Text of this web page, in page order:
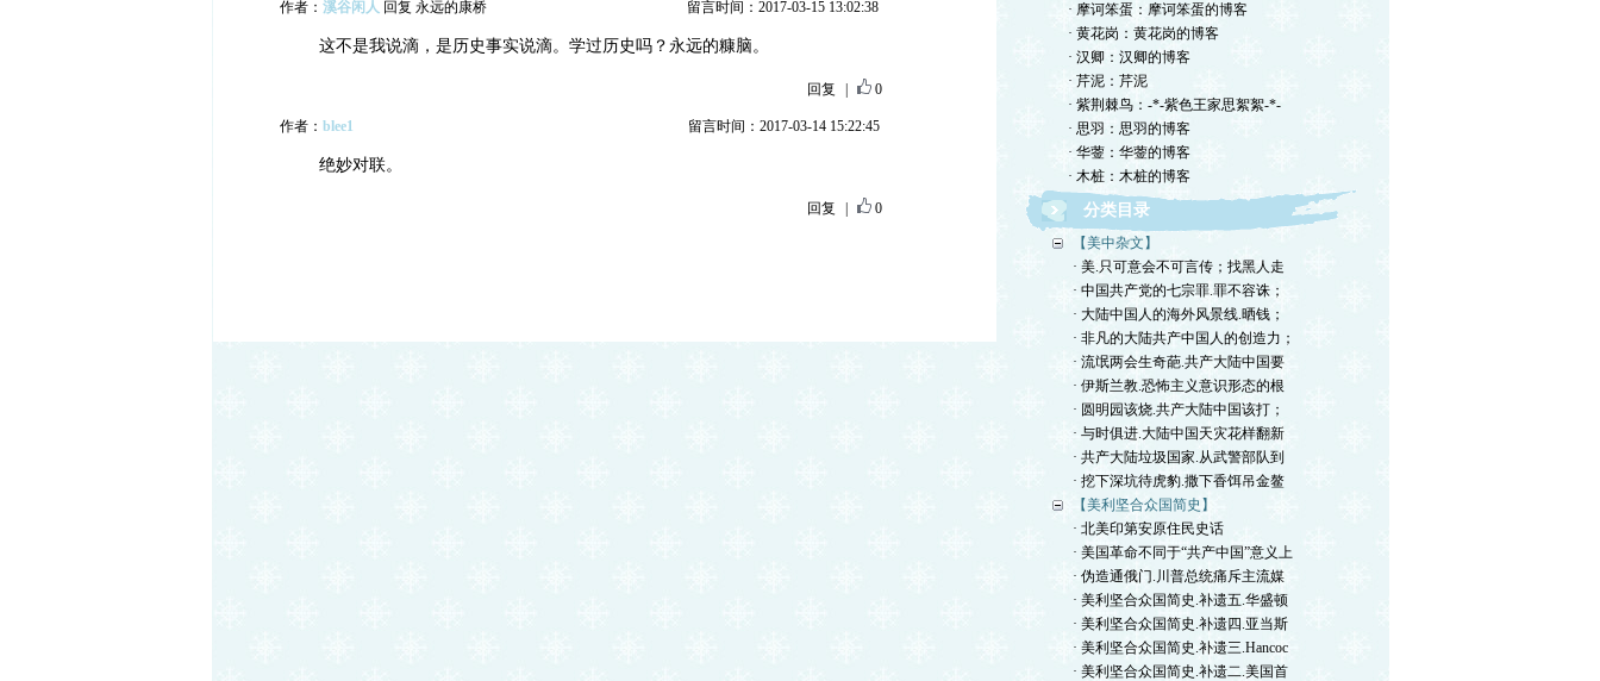
作者： 溪谷闲人 回复 永远的康桥 留言时间：2017-03-15 13:02:38
这不是我说滴，是历史事实说滴。学过历史吗？永远的糠脑。
回复 0
作者： blee1 留言时间：2017-03-14 15:22:45
绝妙对联。
回复 0
· 摩诃笨蛋：摩诃笨蛋的博客
· 黄花岗：黄花岗的博客
· 汉卿：汉卿的博客
· 芹泥：芹泥
· 紫荆棘鸟：-*-紫色王家思絮絮-*-
· 思羽：思羽的博客
· 华蓥：华蓥的博客
· 木桩：木桩的博客
分类目录
【美中杂文】
· 美.只可意会不可言传；找黑人走
· 中国共产党的七宗罪.罪不容诛；
· 大陆中国人的海外风景线.晒钱；
· 非凡的大陆共产中国人的创造力；
· 流氓两会生奇葩.共产大陆中国要
· 伊斯兰教.恐怖主义意识形态的根
· 圆明园该烧.共产大陆中国该打；
· 与时俱进.大陆中国天灾花样翻新
· 共产大陆垃圾国家.从武警部队到
· 挖下深坑待虎豹.撒下香饵吊金鳌
【美利坚合众国简史】
· 北美印第安原住民史话
· 美国革命不同于“共产中国”意义上
· 伪造通俄门.川普总统痛斥主流媒
· 美利坚合众国简史.补遗五.华盛顿
· 美利坚合众国简史.补遗四.亚当斯
· 美利坚合众国简史.补遗三.Hancoc
· 美利坚合众国简史.补遗二.美国首